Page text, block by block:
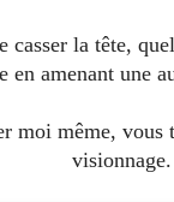
la tête,
amenant une
moi même,
visionnage.